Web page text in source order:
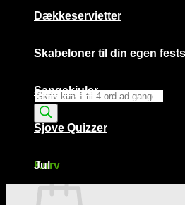
Products
search
Kurv
Dækkeservietter
Skabeloner til din egen
Sangskjuler
Sjove Quizzer
Jul